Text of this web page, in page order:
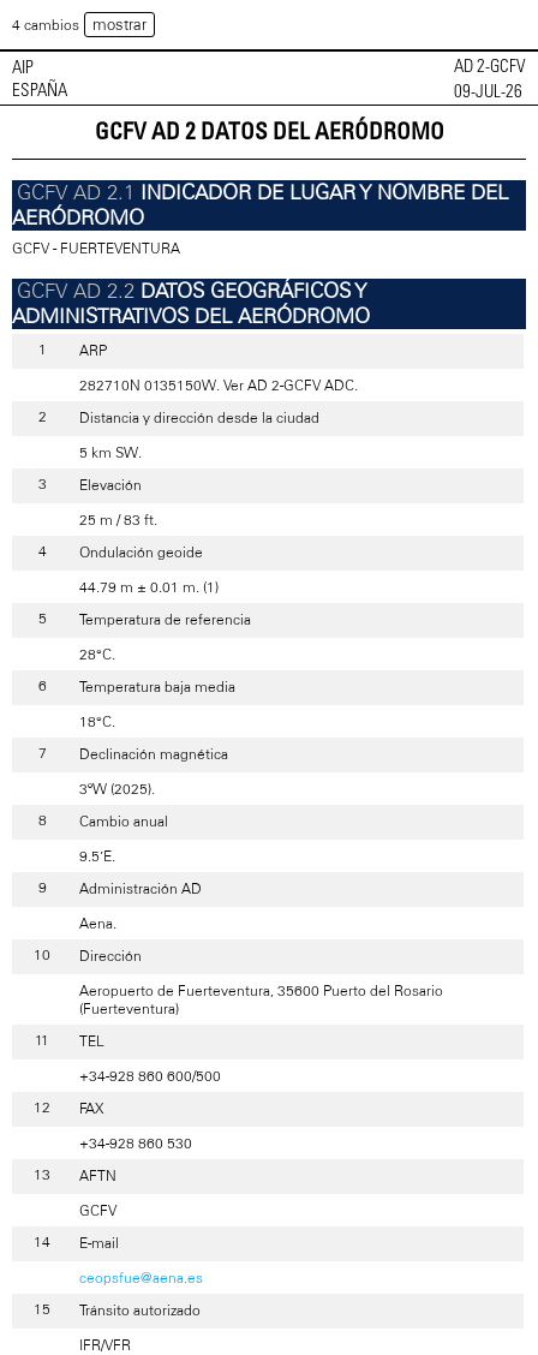
4 cambios mostrar
AIP
ESPAÑA
AD 2-GCFV
09-JUL-26
GCFV AD 2 DATOS DEL AERÓDROMO
INDICADOR DE LUGAR Y NOMBRE DEL
AERÓDROMO
GCFV - FUERTEVENTURA
DATOS GEOGRÁFICOS Y
ADMINISTRATIVOS DEL AERÓDROMO
ARP
282710N 0135150W. Ver AD 2-GCFV ADC.
Distancia y dirección desde la ciudad
5 km SW.
Elevación
25 m / 83 ft.
Ondulación geoide
44.79 m ± 0.01 m. (1)
Temperatura de referencia
28°C.
Temperatura baja media
18°C.
Declinación magnética
3ºW (2025).
Cambio anual
9.5’E.
Administración AD
Aena.
Dirección
Aeropuerto de Fuerteventura, 35600 Puerto del Rosario
(Fuerteventura)
TEL
+34-928 860 600/500
FAX
+34-928 860 530
AFTN
GCFV
E-mail
ceopsfue@aena.es
Tránsito autorizado
IFR/VFR